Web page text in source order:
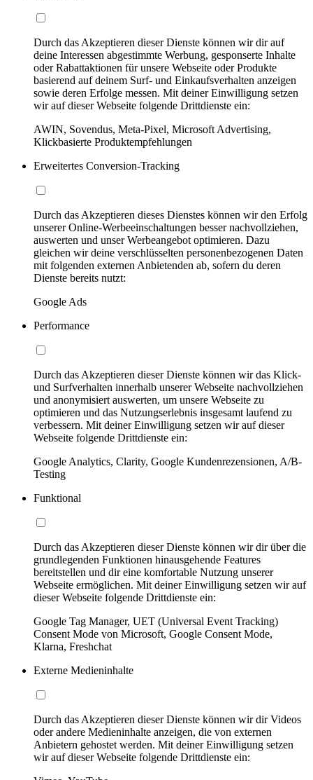
Durch das Akzeptieren dieser Dienste können wir dir auf
deine Interessen abgestimmte Werbung, gesponserte Inhalte
oder Rabattaktionen für unsere Webseite oder Produkte
basierend auf deinem Surf- und Einkaufsverhalten anzeigen
sowie deren Erfolge messen. Mit deiner Einwilligung setzen
wir auf dieser Webseite folgende Drittdienste ein:
AWIN, Sovendus, Meta-Pixel, Microsoft Advertising,
Klickbasierte Produktempfehlungen
Erweitertes Conversion-Tracking
Durch das Akzeptieren dieses Dienstes können wir den Erfolg
unserer Online-Werbeeinschaltungen besser nachvollziehen,
auswerten und unser Werbeangebot optimieren. Dazu
gleichen wir deine verschlüsselten personenbezogenen Daten
mit folgenden externen Anbietenden ab, sofern du deren
Dienste bereits nutzt:
Google Ads
Performance
Durch das Akzeptieren dieser Dienste können wir das Klick-
und Surfverhalten innerhalb unserer Webseite nachvollziehen
und anonymisiert auswerten, um unsere Webseite zu
optimieren und das Nutzungserlebnis insgesamt laufend zu
verbessern. Mit deiner Einwilligung setzen wir auf dieser
Webseite folgende Drittdienste ein:
Google Analytics, Clarity, Google Kundenrezensionen, A/B-
Testing
Funktional
Durch das Akzeptieren dieser Dienste können wir dir über die
grundlegenden Funktionen hinausgehende Features
bereitstellen und dir eine komfortable Nutzung unserer
Webseite ermöglichen. Mit deiner Einwilligung setzen wir auf
dieser Webseite folgende Drittdienste ein:
Google Tag Manager, UET (Universal Event Tracking)
Consent Mode von Microsoft, Google Consent Mode,
Klarna, Freshchat
Externe Medieninhalte
Durch das Akzeptieren dieser Dienste können wir dir Videos
oder andere Medieninhalte anzeigen, die von externen
Anbietern gehostet werden. Mit deiner Einwilligung setzen
wir auf dieser Webseite folgende Drittdienste ein: